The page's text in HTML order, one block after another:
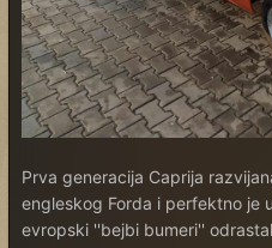
Prva generacija Caprija
engleskog Forda i perfektno je
evropski ''bejbi bumeri''